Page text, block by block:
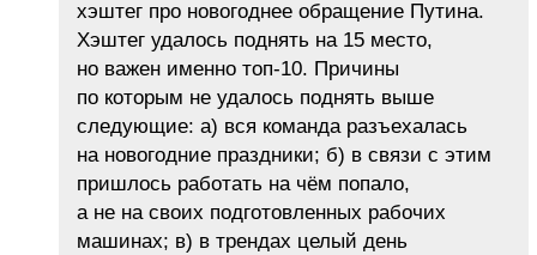
хэштег про новогоднее обращение Путина.
Хэштег удалось поднять на 15 место,
но важен именно топ-10. Причины
по которым не удалось поднять выше
следующие: а) вся команда разъехалась
на новогодние праздники; б) в связи с этим
пришлось работать на чём попало,
а не на своих подготовленных рабочих
машинах; в) в трендах целый день